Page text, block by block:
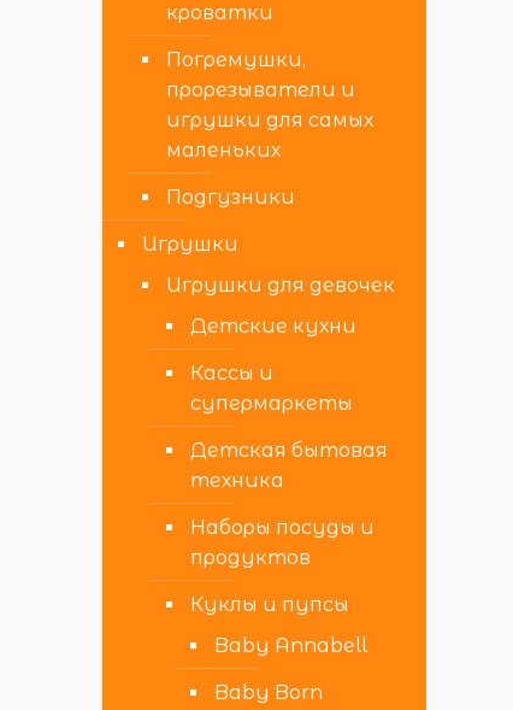
кроватки
Погремушки,
прорезыватели и
игрушки для самых
маленьких
Подгузники
Игрушки
Игрушки для девочек
Детские кухни
Кассы и
супермаркеты
Детская бытовая
техника
Наборы посуды и
продуктов
Куклы и пупсы
Baby Annabell
Baby Born